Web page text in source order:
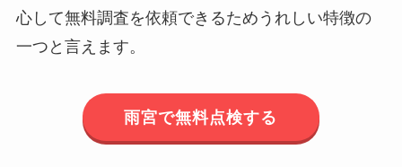
心して無料調査を依頼できるためうれしい特徴の
一つと言えます。
雨宮で無料点検する